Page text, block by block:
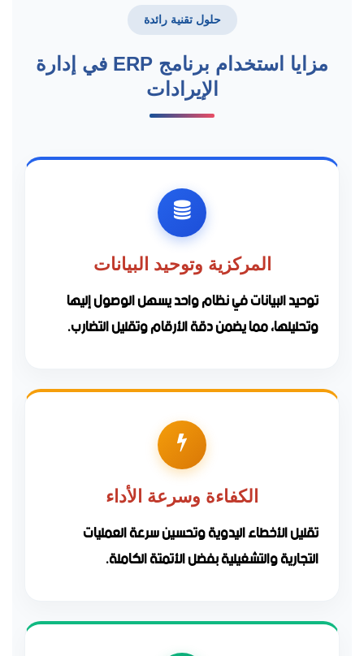
حلول تقنية رائدة
مزايا استخدام برنامج ERP في إدارة
الإيرادات
المركزية وتوحيد البيانات
توحيد البيانات في نظام واحد يسهل الوصول إليها
وتحليلها، مما يضمن دقة الأرقام وتقليل التضارب.
الكفاءة وسرعة الأداء
تقليل الأخطاء اليدوية وتحسين سرعة العمليات
التجارية والتشغيلية بفضل الأتمتة الكاملة.